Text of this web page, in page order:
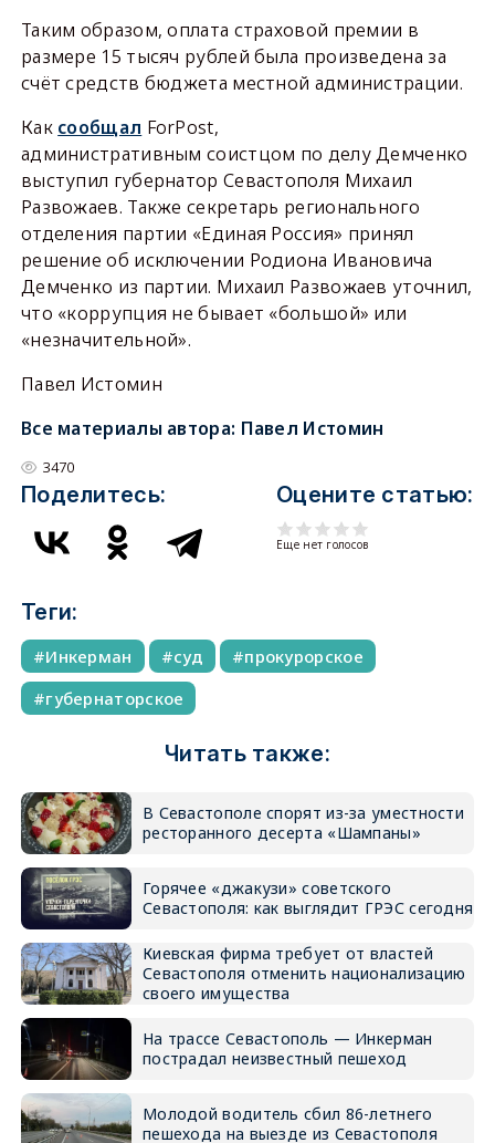
Таким образом, оплата страховой премии в
размере 15 тысяч рублей была произведена за
счёт средств бюджета местной администрации.
Как сообщал ForPost,
административным соистцом по делу Демченко
выступил губернатор Севастополя Михаил
Развожаев. Также секретарь регионального
отделения партии «Единая Россия» принял
решение об исключении Родиона Ивановича
Демченко из партии. Михаил Развожаев уточнил,
что «коррупция не бывает «большой» или
«незначительной».
Павел Истомин
Все материалы автора: Павел Истомин
3470
Поделитесь: Оцените статью:
Еще нет голосов
Теги:
Инкерман суд
прокурорское
губернаторское
Читать также:
В Севастополе спорят из-за уместности
ресторанного десерта «Шампаны»
Горячее «джакузи» советского
Севастополя: как выглядит ГРЭС сегодня
Киевская фирма требует от властей
Севастополя отменить национализацию
своего имущества
На трассе Севастополь — Инкерман
пострадал неизвестный пешеход
Молодой водитель сбил 86-летнего
пешехода на выезде из Севастополя